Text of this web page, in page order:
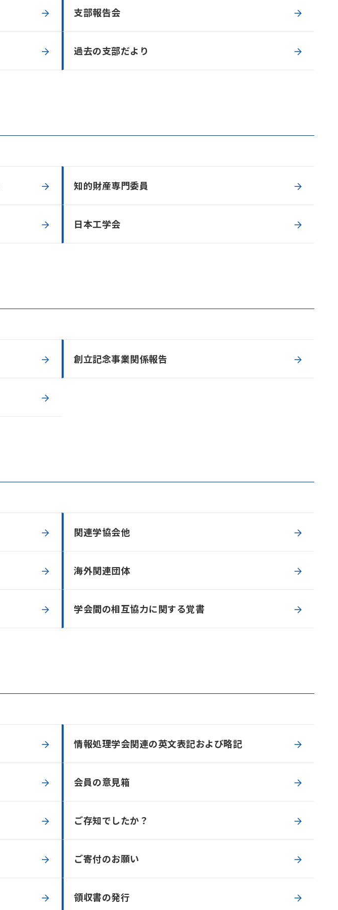
支部報告会
過去の支部だより
知的財産専門委員
日本工学会
創立記念事業関係報告
関連学協会他
海外関連団体
学会間の相互協力に関する覚書
情報処理学会関連の英文表記および略記
会員の意見箱
ご存知でしたか？
ご寄付のお願い
領収書の発行